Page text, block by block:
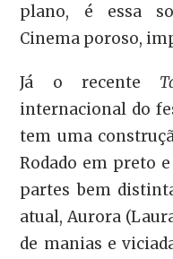
plano, é essa
Cinema poroso,
Já o recente
internacional do
tem uma
Rodado em preto
partes bem
atual, Aurora
de manias e